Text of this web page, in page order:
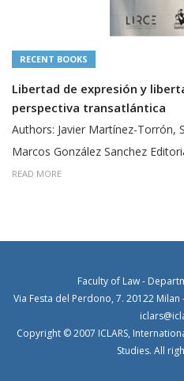
RECENT BOOKS
Libertad de expresión y
perspectiva transatlántica
Authors: Javier Martínez-Torrón,
Marcos González Sanchez
READ MORE
Faculty of Law -
Via Festa del Perdono, 7. 20122
Copyright © 2007 ICLARS,
Studies. All